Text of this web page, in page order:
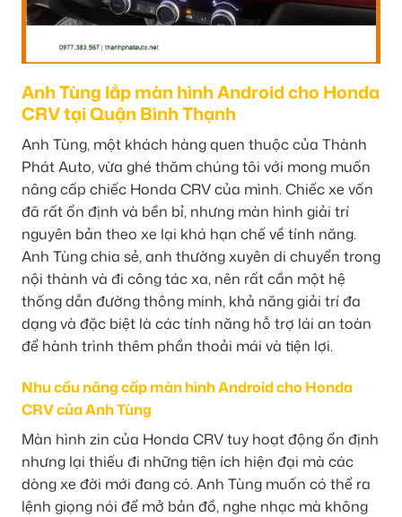
Anh Tùng lắp màn hình Android cho Honda
CRV tại Quận Bình Thạnh
Anh Tùng, một khách hàng quen thuộc của Thành
Phát Auto, vừa ghé thăm chúng tôi với mong muốn
nâng cấp chiếc Honda CRV của mình. Chiếc xe vốn
đã rất ổn định và bền bỉ, nhưng màn hình giải trí
nguyên bản theo xe lại khá hạn chế về tính năng.
Anh Tùng chia sẻ, anh thường xuyên di chuyển trong
nội thành và đi công tác xa, nên rất cần một hệ
thống dẫn đường thông minh, khả năng giải trí đa
dạng và đặc biệt là các tính năng hỗ trợ lái an toàn
để hành trình thêm phần thoải mái và tiện lợi.
Nhu cầu nâng cấp màn hình Android cho Honda
CRV của Anh Tùng
Màn hình zin của Honda CRV tuy hoạt động ổn định
nhưng lại thiếu đi những tiện ích hiện đại mà các
dòng xe đời mới đang có. Anh Tùng muốn có thể ra
lệnh giọng nói để mở bản đồ, nghe nhạc mà không